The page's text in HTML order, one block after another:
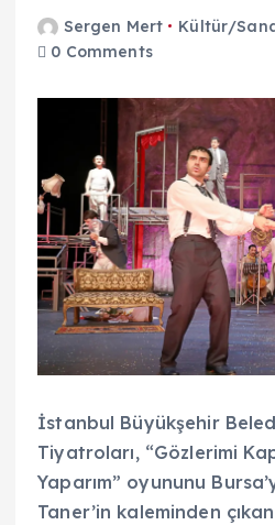
Sergen Mert Kültür/
0 Comments
İstanbul Büyükşehir
Tiyatroları, “Gözlerimi
Yaparım” oyununu
Taner’in kaleminden